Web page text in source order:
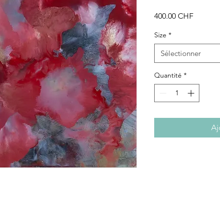
400.00 CHFPrix
Size *
Sélectionner
Quantité *